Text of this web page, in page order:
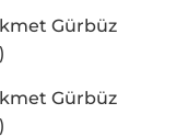
Gürbüz
Gürbüz